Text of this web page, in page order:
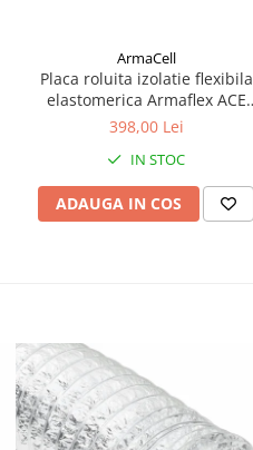
ArmaCell
Placa roluita izolatie flexibila
elastomerica Armaflex ACE
gr.13 mm | 8 m2
398,00 Lei
IN STOC
ADAUGA IN COS